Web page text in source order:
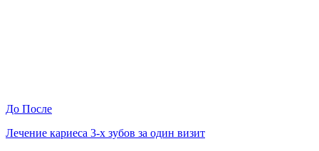
До После
Лечение кариеса 3-х зубов за один визит